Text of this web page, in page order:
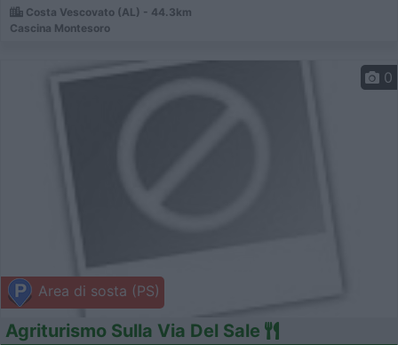
Costa Vescovato (AL) - 44.3km
Cascina Montesoro
Area di sosta (PS)
0
Agriturismo Sulla Via Del Sale